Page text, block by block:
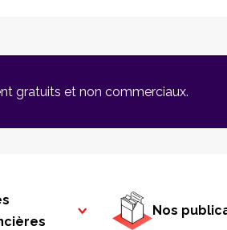
gratuits et non commerciaux.
Nos